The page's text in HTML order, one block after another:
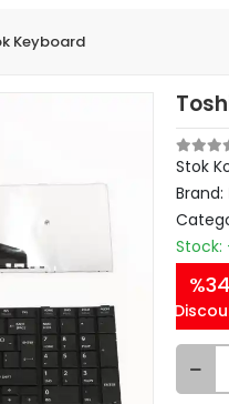
Keyboard
Stok
Brand:
Stock:
%34